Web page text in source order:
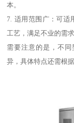
本。
7. 适用范围广：可适
工艺，满足不业的需求
需要注意的是，不
异，具体特点还需根